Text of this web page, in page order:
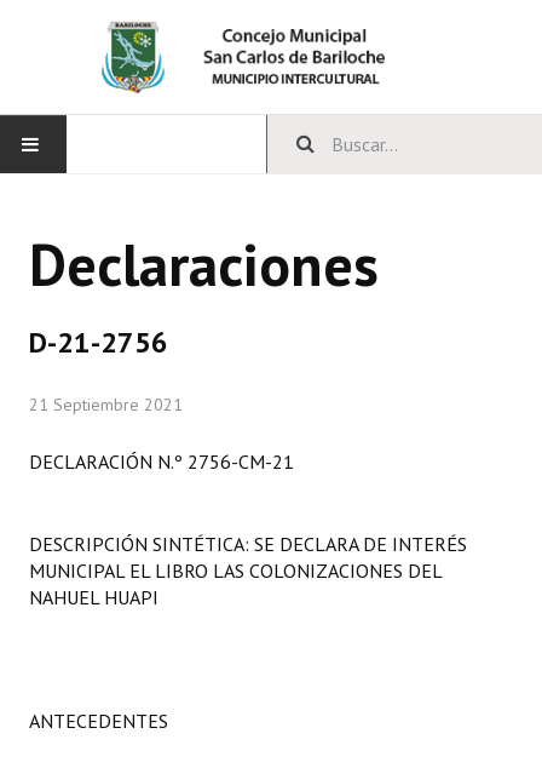
CONCEJO
Comisiones Permanentes
Comisiones Especiales
Programas
Constitución Provincial
Declaraciones
D-21-2756
21 Septiembre 2021
DECLARACIÓN N.º 2756-CM-21
DESCRIPCIÓN SINTÉTICA: SE DECLARA DE INTERÉS
MUNICIPAL EL LIBRO LAS COLONIZACIONES DEL
NAHUEL HUAPI
ANTECEDENTES